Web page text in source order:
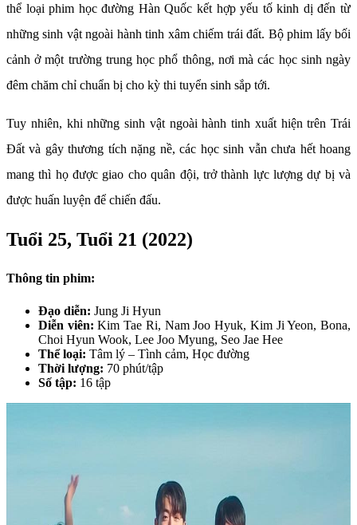
thể loại phim học đường Hàn Quốc kết hợp yếu tố kinh dị đến từ
những sinh vật ngoài hành tinh xâm chiếm trái đất. Bộ phim lấy bối
cảnh ở một trường trung học phổ thông, nơi mà các học sinh ngày
đêm chăm chỉ chuẩn bị cho kỳ thi tuyển sinh sắp tới.
Tuy nhiên, khi những sinh vật ngoài hành tinh xuất hiện trên Trái
Đất và gây thương tích nặng nề, các học sinh vẫn chưa hết hoang
mang thì họ được giao cho quân đội, trở thành lực lượng dự bị và
được huấn luyện để chiến đấu.
Tuổi 25, Tuổi 21 (2022)
Thông tin phim:
Đạo diễn: Jung Ji Hyun
Diễn viên:Kim Tae Ri, Nam Joo Hyuk, Kim Ji Yeon, Bona,
Choi Hyun Wook, Lee Joo Myung, Seo Jae Hee
Thể loại: Tâm lý – Tình cảm, Học đường
Thời lượng: 70 phút/tập
Số tập: 16 tập